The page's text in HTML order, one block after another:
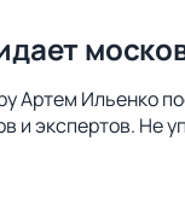
Артем Ильенко
и экспертов. Не